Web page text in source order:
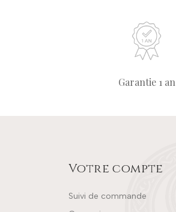
Garantie 1 an
Votre compte
Suivi de commande